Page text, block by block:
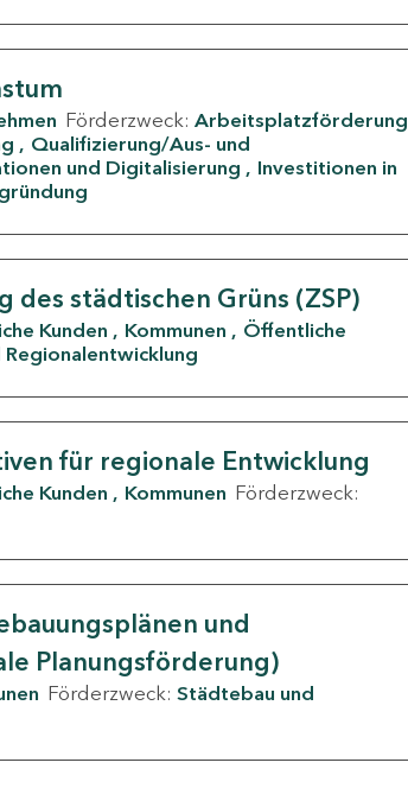
Förderzweck: Arbeitsplatzförderung
Qualifizierung/Aus- und
und Digitalisierung
Investitionen in
des städtischen Grüns (ZSP)
Kunden Kommunen
Öffentliche
für regionale Entwicklung
Kunden Kommunen Förderzweck:
und
Planungsförderung)
Förderzweck: Städtebau und